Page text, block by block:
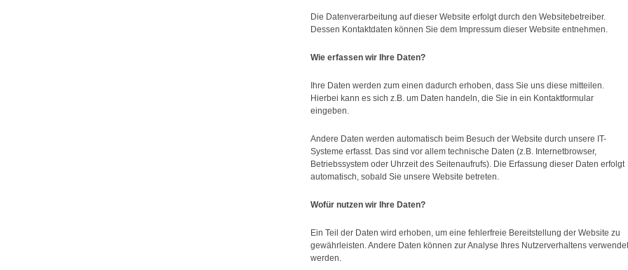
Die Datenverarbeitung auf dieser Website erfolgt durch den Websitebetreiber.
Dessen Kontaktdaten können Sie dem Impressum dieser Website entnehmen.
Wie erfassen wir Ihre Daten?
Ihre Daten werden zum einen dadurch erhoben, dass Sie uns diese mitteilen.
Hierbei kann es sich z.B. um Daten handeln, die Sie in ein Kontaktformular
eingeben.
Andere Daten werden automatisch beim Besuch der Website durch unsere IT-
Systeme erfasst. Das sind vor allem technische Daten (z.B. Internetbrowser,
Betriebssystem oder Uhrzeit des Seitenaufrufs). Die Erfassung dieser Daten erfolgt
automatisch, sobald Sie unsere Website betreten.
Wofür nutzen wir Ihre Daten?
Ein Teil der Daten wird erhoben, um eine fehlerfreie Bereitstellung der Website zu
gewährleisten. Andere Daten können zur Analyse Ihres Nutzerverhaltens verwendet
werden.